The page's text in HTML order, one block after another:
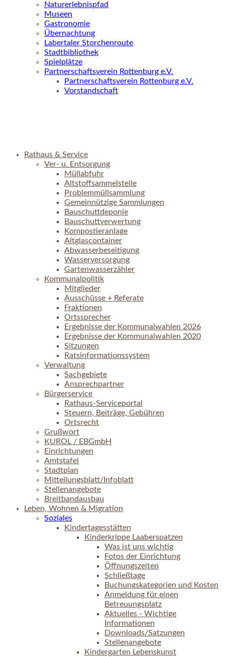
Naturerlebnispfad
Museen
Gastronomie
Übernachtung
Labertaler Storchenroute
Stadtbibliothek
Spielplätze
Partnerschaftsverein Rottenburg e.V.
Partnerschaftsverein Rottenburg e.V.
Vorstandschaft
Rathaus & Service
Ver- u. Entsorgung
Müllabfuhr
Altstoffsammelstelle
Problemmüllsammlung
Gemeinnützige Sammlungen
Bauschuttdeponie
Bauschuttverwertung
Kompostieranlage
Altglascontainer
Abwasserbeseitigung
Wasserversorgung
Gartenwasserzähler
Kommunalpolitik
Mitglieder
Ausschüsse + Referate
Fraktionen
Ortssprecher
Ergebnisse der Kommunalwahlen 2026
Ergebnisse der Kommunalwahlen 2020
Sitzungen
Ratsinformationssystem
Verwaltung
Sachgebiete
Ansprechpartner
Bürgerservice
Rathaus-Serviceportal
Steuern, Beiträge, Gebühren
Ortsrecht
Grußwort
KUROL / EBGmbH
Einrichtungen
Amtstafel
Stadtplan
Mitteilungsblatt/Infoblatt
Stellenangebote
Breitbandausbau
Leben, Wohnen & Migration
Soziales
Kindertagesstätten
Kinderkrippe Laaberspatzen
Was ist uns wichtig
Fotos der Einrichtung
Öffnungszeiten
Schließtage
Buchungskategorien und Kosten
Anmeldung für einen
Betreuungsplatz
Aktuelles - Wichtige
Informationen
Downloads/Satzungen
Stellenangebote
Kindergarten Lebenskunst